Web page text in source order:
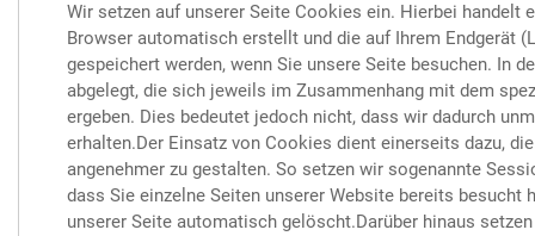
Wir setzen auf unserer Seite Cookies ein. Hierbei handelt
Browser automatisch erstellt und die auf Ihrem Endgerät
gespeichert werden, wenn Sie unsere Seite besuchen. In
abgelegt, die sich jeweils im Zusammenhang mit dem
ergeben. Dies bedeutet jedoch nicht, dass wir dadurch
erhalten.Der Einsatz von Cookies dient einerseits dazu,
angenehmer zu gestalten. So setzen wir sogenannte
dass Sie einzelne Seiten unserer Website bereits besucht
unserer Seite automatisch gelöscht.Darüber hinaus